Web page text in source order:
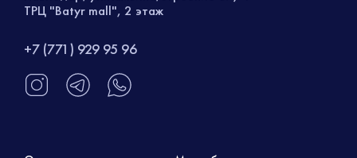
ТРЦ "Batyr mall", 2 этаж
+7 (771) 929 95 96